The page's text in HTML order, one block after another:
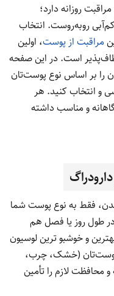
روزانه دارد؛
روبه‌روست. انتخاب
مراقبت از پوست، اولین
است. در این صفحه
را بر اساس نوع پوست‌تان
و انتخاب کنید. هر
و مناسب داشته
فقط به نوع پوست شما
طول روز یا فصل هم
و خوشبو ترین لوسیون
پوست‌تان (خشک، چرب،
محافظت لازم را تأمین